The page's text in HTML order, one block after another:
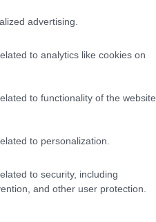
advertising.
to analytics like cookies on
to functionality of the website
to personalization.
to security, including
and other user protection.
τον μυ
από
από αίμα